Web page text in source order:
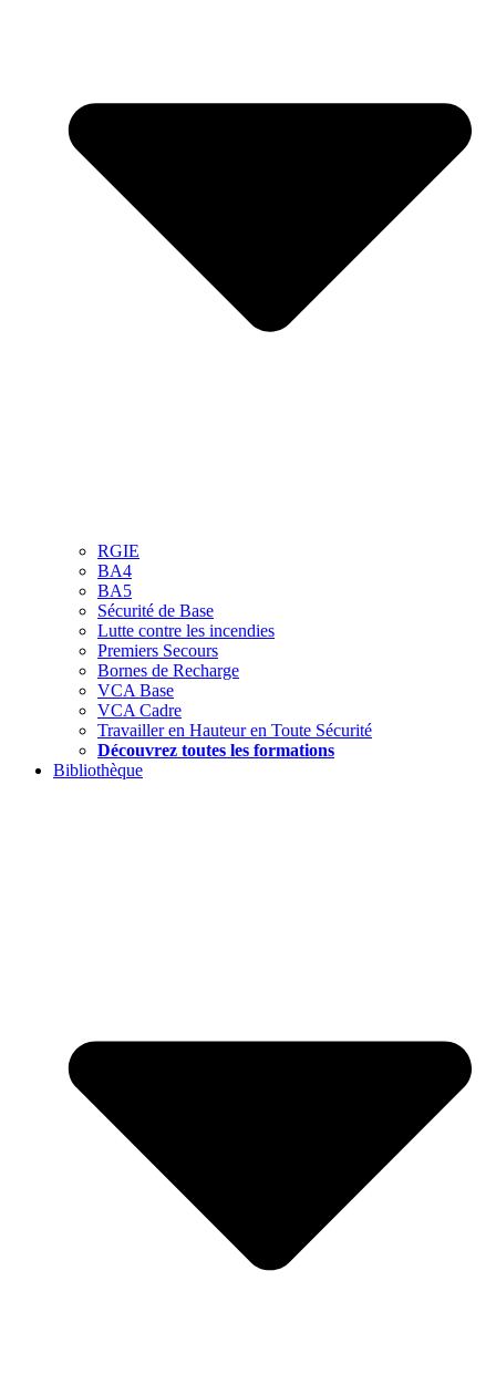
RGIE
BA4
BA5
Sécurité de Base
Lutte contre les incendies
Premiers Secours
Bornes de Recharge
VCA Base
VCA Cadre
Travailler en Hauteur en Toute Sécurité
Découvrez toutes les formations
Bibliothèque